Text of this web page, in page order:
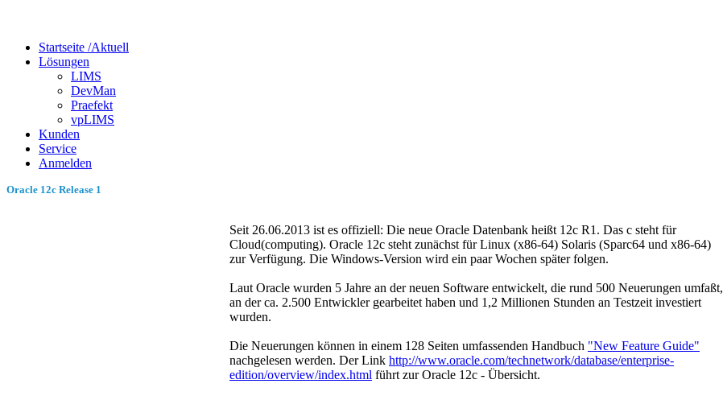
Startseite /Aktuell
Lösungen
LIMS
DevMan
Praefekt
vpLIMS
Kunden
Service
Anmelden
Oracle 12c Release 1
Seit 26.06.2013 ist es offiziell: Die neue Oracle Datenbank heißt 12c R1. Das c steht für
Cloud(computing). Oracle 12c steht zunächst für Linux (x86-64) Solaris (Sparc64 und x86-64)
zur Verfügung. Die Windows-Version wird ein paar Wochen später folgen.
Laut Oracle wurden 5 Jahre an der neuen Software entwickelt, die rund 500 Neuerungen umfaßt,
an der ca. 2.500 Entwickler gearbeitet haben und 1,2 Millionen Stunden an Testzeit investiert
wurden.
Die Neuerungen können in einem 128 Seiten umfassenden Handbuch "New Feature Guide"
nachgelesen werden. Der Link http://www.oracle.com/technetwork/database/enterprise-
edition/overview/index.html führt zur Oracle 12c - Übersicht.